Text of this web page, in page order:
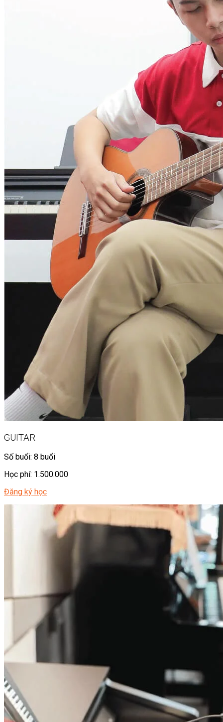
GUITAR
Số buổi: 8 buổi
Học phí: 1.500.000
Đăng ký học